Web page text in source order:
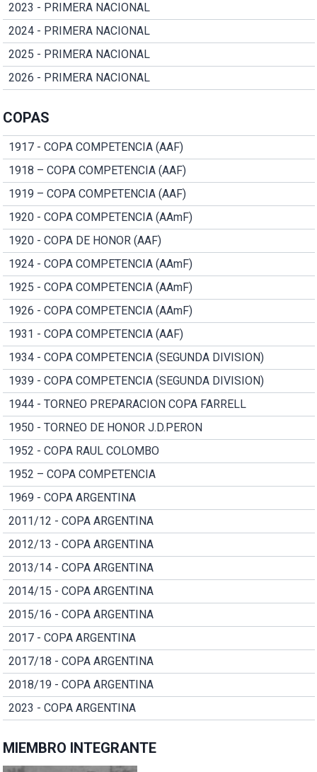
2023 - PRIMERA NACIONAL
2024 - PRIMERA NACIONAL
2025 - PRIMERA NACIONAL
2026 - PRIMERA NACIONAL
COPAS
1917 - COPA COMPETENCIA (AAF)
1918 – COPA COMPETENCIA (AAF)
1919 – COPA COMPETENCIA (AAF)
1920 - COPA COMPETENCIA (AAmF)
1920 - COPA DE HONOR (AAF)
1924 - COPA COMPETENCIA (AAmF)
1925 - COPA COMPETENCIA (AAmF)
1926 - COPA COMPETENCIA (AAmF)
1931 - COPA COMPETENCIA (AAF)
1934 - COPA COMPETENCIA (SEGUNDA DIVISION)
1939 - COPA COMPETENCIA (SEGUNDA DIVISION)
1944 - TORNEO PREPARACION COPA FARRELL
1950 - TORNEO DE HONOR J.D.PERON
1952 - COPA RAUL COLOMBO
1952 – COPA COMPETENCIA
1969 - COPA ARGENTINA
2011/12 - COPA ARGENTINA
2012/13 - COPA ARGENTINA
2013/14 - COPA ARGENTINA
2014/15 - COPA ARGENTINA
2015/16 - COPA ARGENTINA
2017 - COPA ARGENTINA
2017/18 - COPA ARGENTINA
2018/19 - COPA ARGENTINA
2023 - COPA ARGENTINA
MIEMBRO INTEGRANTE